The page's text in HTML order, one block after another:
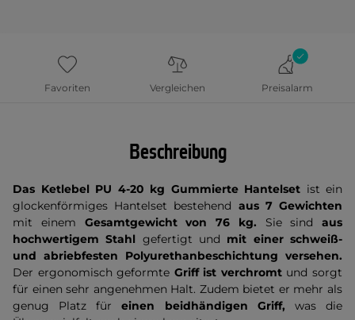
Favoriten Vergleichen Preisalarm
Beschreibung
Das Ketlebel PU 4-20 kg Gummierte Hantelset ist ein
glockenförmiges Hantelset bestehend aus 7 Gewichten
mit einem Gesamtgewicht von 76 kg. Sie sind aus
hochwertigem Stahl gefertigt und mit einer schweiß-
und abriebfesten Polyurethanbeschichtung versehen.
Der ergonomisch geformte Griff ist verchromt und sorgt
für einen sehr angenehmen Halt. Zudem bietet er mehr als
genug Platz für einen beidhändigen Griff, was die